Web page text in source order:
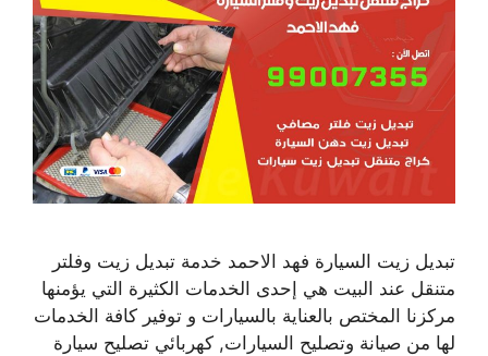
تبديل زيت السيارة فهد الاحمد خدمة تبديل زيت وفلتر
متنقل عند البيت هي إحدى الخدمات الكثيرة التي يؤمنها
مركزنا المختص بالعناية بالسيارات و توفير كافة الخدمات
لها من صيانة وتصليح السيارات, كهربائي تصليح سيارة